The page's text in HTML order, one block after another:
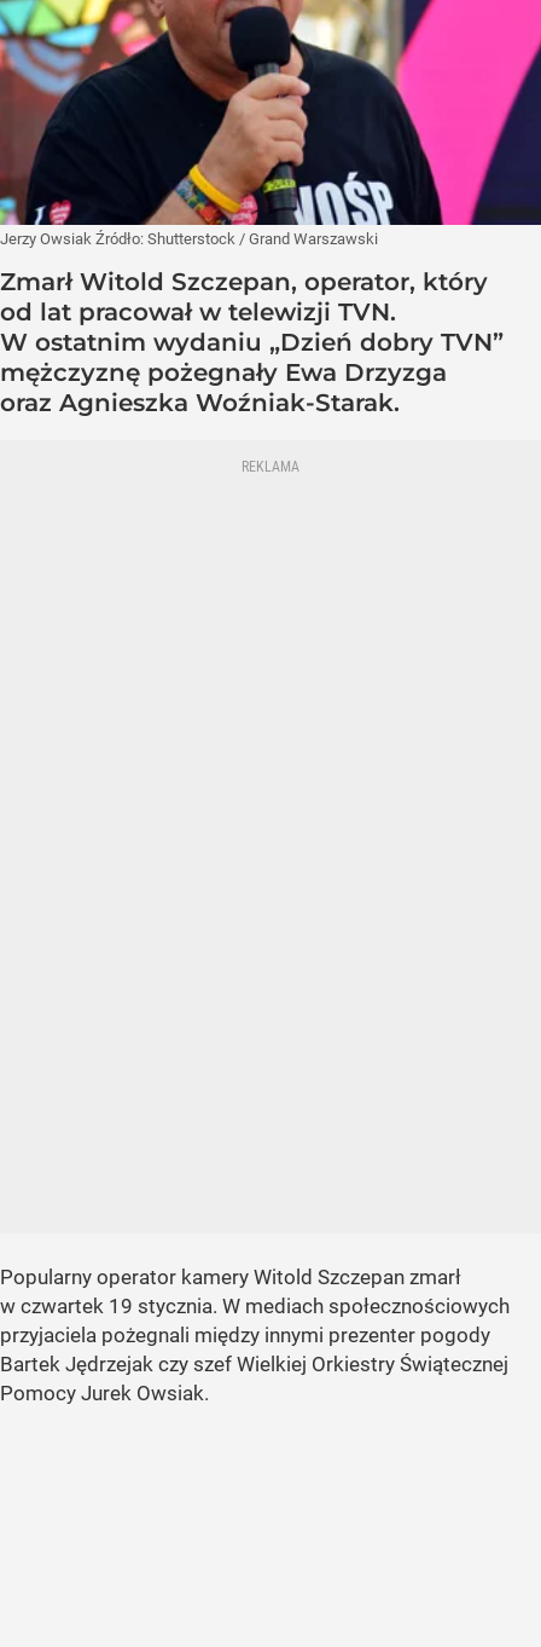
Jerzy Owsiak Źródło: Shutterstock / Grand Warszawski
Zmarł Witold Szczepan, operator, który
od lat pracował w telewizji TVN.
W ostatnim wydaniu „Dzień dobry TVN”
mężczyznę pożegnały Ewa Drzyzga
oraz Agnieszka Woźniak-Starak.
Popularny operator kamery Witold Szczepan zmarł
w czwartek 19 stycznia. W mediach społecznościowych
przyjaciela pożegnali między innymi prezenter pogody
Bartek Jędrzejak czy szef Wielkiej Orkiestry Świątecznej
Pomocy Jurek Owsiak.